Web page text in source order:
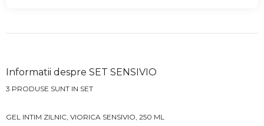
Informatii despre SET SENSIVIO
3 PRODUSE SUNT IN SET
GEL INTIM ZILNIC, VIORICA SENSIVIO, 250 ML